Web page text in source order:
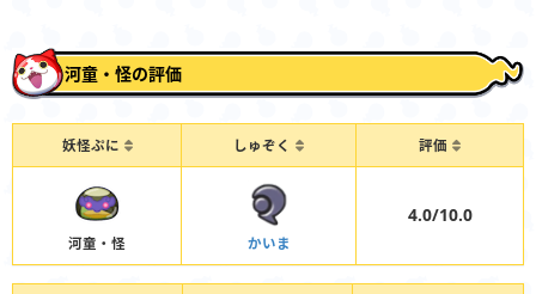
河童・怪の評価
妖怪ぷに しゅぞく 評価
河童・怪 かいま
4.0/10.0